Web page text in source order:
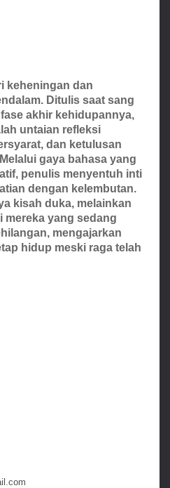
keheningan dan
Ditulis saat sang
akhir kehidupannya,
untaian refleksi
dan ketulusan
gaya bahasa yang
penulis menyentuh inti
dengan kelembutan.
kisah duka, melainkan
mereka yang sedang
mengajarkan
hidup meski raga telah